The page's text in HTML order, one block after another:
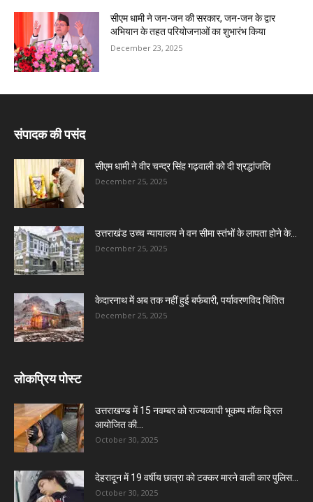
सीएम धामी ने जन-जन की सरकार, जन-जन के द्वार
अभियान के तहत परियोजनाओं का शुभारंभ किया
December 23, 2025
संपादक की पसंद
सीएम धामी ने वीर चन्द्र सिंह गढ़वाली को दी श्रद्धांजलि
December 25, 2025
उत्तराखंड उच्च न्यायालय ने वन सीमा स्तंभों के लापता होने के...
December 25, 2025
केदारनाथ में अब तक नहीं हुई बर्फबारी, पर्यावरणविद चिंतित
December 25, 2025
लोकप्रिय पोस्ट
उत्तराखण्ड में 15 नवम्बर को राज्यव्यापी भूकम्प मॉक ड्रिल
आयोजित की...
October 30, 2025
देहरादून में 19 वर्षीय छात्रा को टक्कर मारने वाली कार पुलिस...
October 30, 2025